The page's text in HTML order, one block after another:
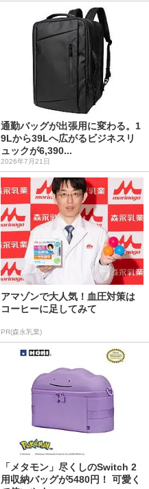
通勤バッグが出張用に変わる。1
9Lから39Lへ広がるビジネスリ
ュックが6,390...
2026年7月21日
アマゾンで大人気！血圧対策は
コーヒーに足してみて
PR(森永乳業)
「メタモン」尽くしのSwitch 2
用収納バッグが5480円！ 可愛く